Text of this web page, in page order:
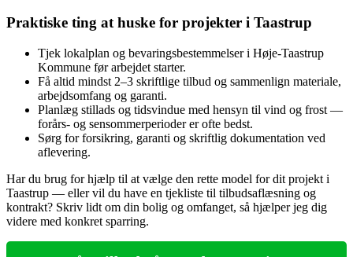
Praktiske ting at huske for projekter i Taastrup
Tjek lokalplan og bevaringsbestemmelser i Høje‑Taastrup
Kommune før arbejdet starter.
Få altid mindst 2–3 skriftlige tilbud og sammenlign materiale,
arbejdsomfang og garanti.
Planlæg stillads og tidsvindue med hensyn til vind og frost —
forårs- og sensommerperioder er ofte bedst.
Sørg for forsikring, garanti og skriftlig dokumentation ved
aflevering.
Har du brug for hjælp til at vælge den rette model for dit projekt i
Taastrup — eller vil du have en tjekliste til tilbudsaflæsning og
kontrakt? Skriv lidt om din bolig og omfanget, så hjælper jeg dig
videre med konkret sparring.